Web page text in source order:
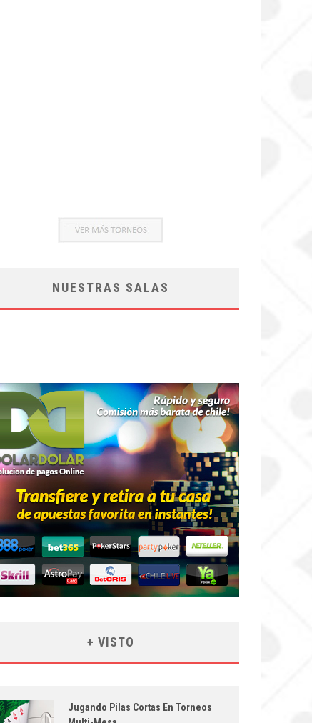
NUESTRAS SALAS
+ VISTO
Jugando Pilas Cortas En Torneos